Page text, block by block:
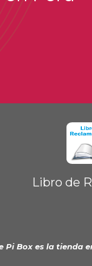
Libro de
Pi Box es la tienda